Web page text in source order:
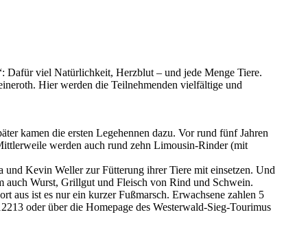
Dafür viel Natürlichkeit, Herzblut – und jede Menge Tiere.
Hier werden die Teilnehmenden vielfältige und
kamen die ersten Legehennen dazu. Vor rund fünf Jahren
werden auch rund zehn Limousin-Rinder (mit
Kevin Weller zur Fütterung ihrer Tiere mit einsetzen. Und
auch Wurst, Grillgut und Fleisch von Rind und Schwein.
aus ist es nur ein kurzer Fußmarsch. Erwachsene zahlen 5
oder über die Homepage des Westerwald-Sieg-Tourimus